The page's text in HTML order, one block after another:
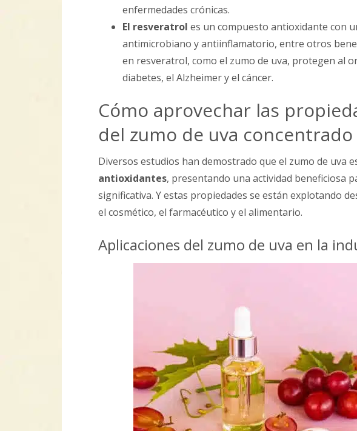
enfermedades crónicas.
El resveratrol es un compuesto antioxidante con
antimicrobiano y antiinflamatorio, entre otros
en resveratrol, como el zumo de uva, protegen al
diabetes, el Alzheimer y el cáncer.
Cómo aprovechar las
del zumo de uva concentrado
Diversos estudios han demostrado que el zumo de uva
antioxidantes, presentando una actividad beneficiosa
significativa. Y estas propiedades se están explotando
el cosmético, el farmacéutico y el alimentario.
Aplicaciones del zumo de uva en la